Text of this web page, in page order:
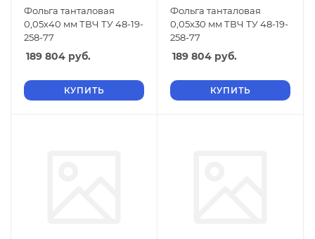
Фольга танталовая
0,05х40 мм ТВЧ ТУ 48-19-
258-77
189 804 руб.
КУПИТЬ
Фольга танталовая
0,05х30 мм ТВЧ ТУ 48-19-
258-77
189 804 руб.
КУПИТЬ